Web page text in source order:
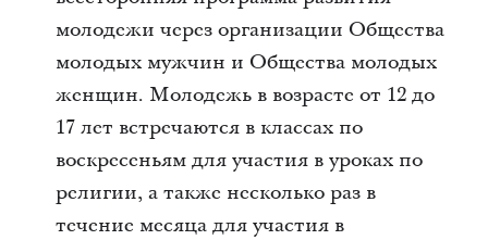
молодежи через организации Общества
молодых мужчин и Общества молодых
женщин. Молодежь в возрасте от 12 до
17 лет встречаются в классах по
воскресеньям для участия в уроках по
религии, а также несколько раз в
течение месяца для участия в